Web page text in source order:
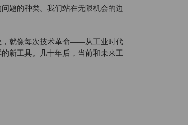
题的种类。我们站在无限机会的边
，就像每次技术革命——从工业时代
新工具。几十年后，当前和未来工